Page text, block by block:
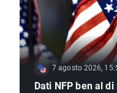
7 agosto 2026,
Dati NFP ben al